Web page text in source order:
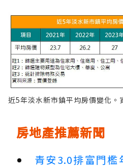
近5年淡水新市鎮平均房價變化。
房地產推薦新聞
青安3.0排富門檻